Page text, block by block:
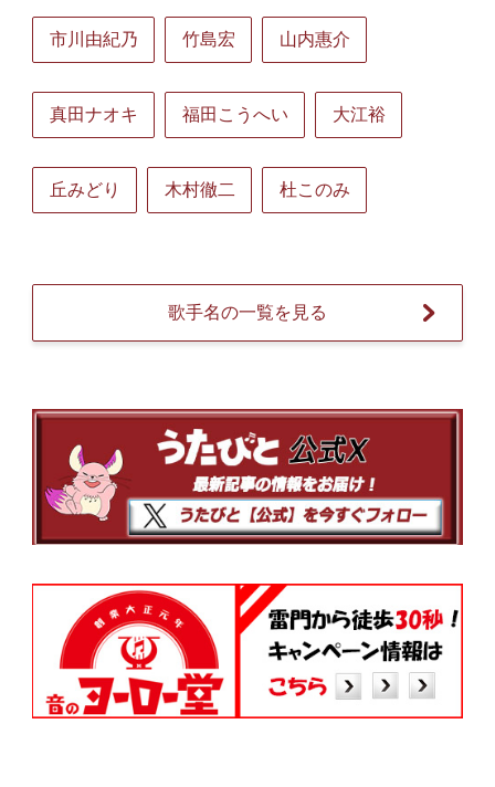
市川由紀乃 竹島宏 山内惠介
真田ナオキ 福田こうへい 大江裕
丘みどり 木村徹二 杜このみ
歌手名の一覧を見る